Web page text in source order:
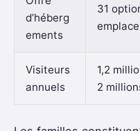
d’héberg
ements
31
Visiteurs
annuels
1,2
2